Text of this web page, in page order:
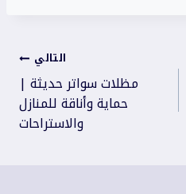
التالي
مظلات سواتر حديثة |
حماية وأناقة للمنازل
والاستراحات